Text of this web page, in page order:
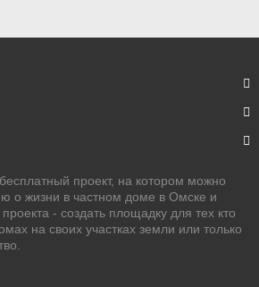
проект, на котором можно
о жизни в частном доме в Омске и
- создать площадку для тех кто
на своих участках земли или только